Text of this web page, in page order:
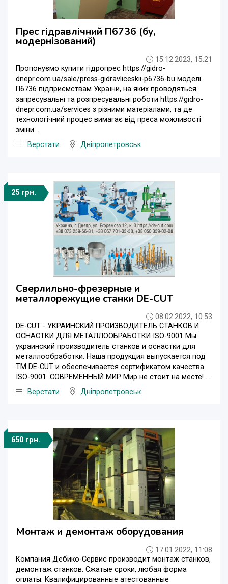
Прес гідравлічний П6736 (бу,
модернізований)
15.12.2023, 15:21
Пропонуємо купити гідропрес https://gidro-
dnepr.com.ua/sale/press-gidravliceskii-p6736-bu моделі
П6736 підприємствам України, на яких проводяться
запресувальні та розпресувальні роботи https://gidro-
dnepr.com.ua/services з різними матеріалами, та де
технологічний процес вимагає від преса можливості
зміни ...
Верстати
Дніпропетровськ
25 грн.
Сверлильно-фрезерные и
металлорежущие станки DE-CUT
08.02.2022, 10:53
DE-CUT - УКРАИНСКИЙ ПРОИЗВОДИТЕЛЬ СТАНКОВ И
ОСНАСТКИ ДЛЯ МЕТАЛЛООБРАБОТКИ ISO-9001 Мы
украинский производитель станков и оснастки для
металлообработки. Наша продукция выпускается под
ТМ DE-CUT и обеспечивается сертификатом качества
ISO-9001. СОВРЕМЕННЫЙ МИР Мир не стоит на месте! ...
Верстати
Дніпропетровськ
650 грн.
Монтаж и демонтаж оборудования
17.01.2022, 11:08
Компания Дебико-Сервис производит монтаж станков,
демонтаж станков. Сжатые сроки, любая форма
оплаты. Квалифицированные атестованные